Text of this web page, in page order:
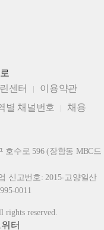
센터
이용약관
별 채널번호
채용
수로 596 (장항동 MBC드
신고번호: 2015-고양일산
0011
reserved.
위터